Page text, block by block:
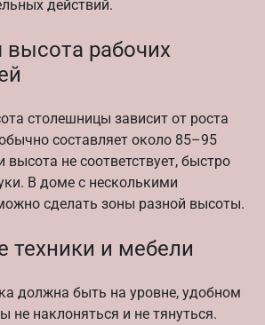
действий.
высота рабочих
столешницы зависит от роста
составляет около 85–95
высота не соответствует, быстро
В доме с несколькими
сделать зоны разной высоты.
техники и мебели
должна быть на уровне, удобном
не наклоняться и не тянуться.